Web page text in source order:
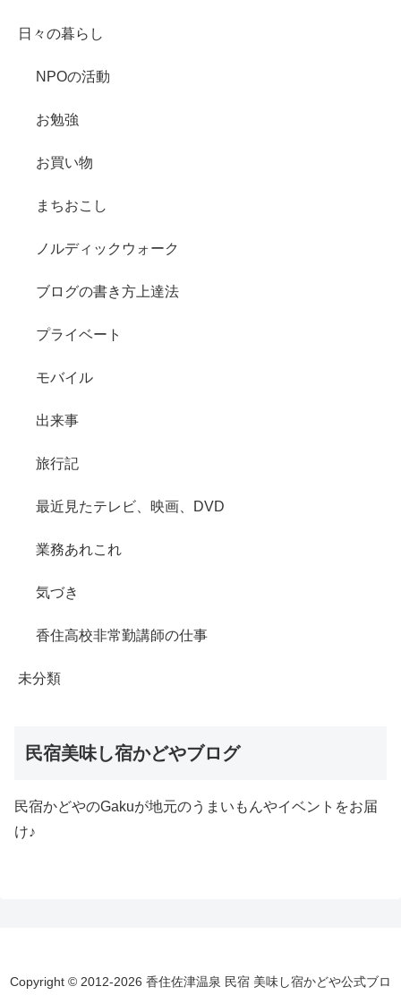
日々の暮らし
NPOの活動
お勉強
お買い物
まちおこし
ノルディックウォーク
ブログの書き方上達法
プライベート
モバイル
出来事
旅行記
最近見たテレビ、映画、DVD
業務あれこれ
気づき
香住高校非常勤講師の仕事
未分類
民宿美味し宿かどやブログ
民宿かどやのGakuが地元のうまいもんやイベントをお届
け♪
Copyright © 2012-2026 香住佐津温泉 民宿 美味し宿かどや公式ブロ